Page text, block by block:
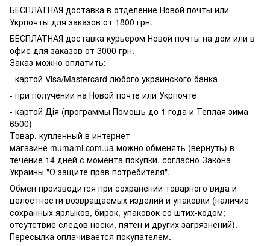
БЕСПЛАТНАЯ доставка в отделение Новой почты или
Укрпочты для заказов от 1800 грн.
БЕСПЛАТНАЯ доставка курьером Новой почты на дом или в
офис для заказов от 3000 грн.
Заказ можно оплатить:
- картой Visa/Mastercard любого украинского банка
- при получении на Новой почте или Укрпочте
- картой Дія (программы Помощь до 1 года и Теплая зима
6500)
Товар, купленный в интернет-
магазине mumami.com.ua можно обменять (вернуть) в
течение 14 дней с момента покупки, согласно Закона
Украины "О защите прав потребителя".
Обмен производится при сохранении товарного вида и
целостности возвращаемых изделий и упаковки (наличие
сохранных ярлыков, бирок, упаковок со штих-кодом;
отсутствие следов носки, пятен и других загрязнений).
Пересылка оплачивается покупателем.